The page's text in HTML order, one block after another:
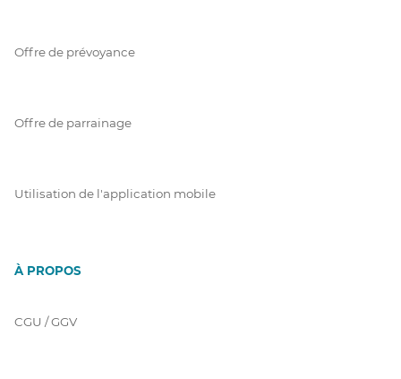
Offre de prévoyance
Offre de parrainage
Utilisation de l'application mobile
À PROPOS
CGU / GGV